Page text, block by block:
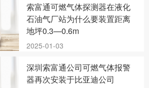
索富通可燃气体探测器在液化
石油气厂站为什么要装置距离
地坪0.3—0.6m
2025-01-03
深圳索富通公司可燃气体报警
器再次安装于比亚迪公司